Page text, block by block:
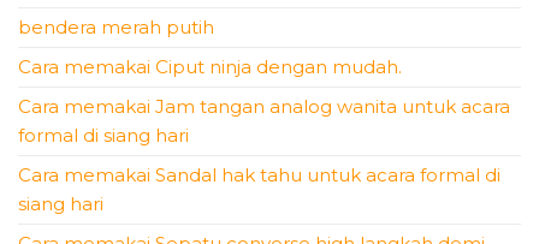
bendera merah putih
Cara memakai Ciput ninja dengan mudah.
Cara memakai Jam tangan analog wanita untuk acara
formal di siang hari
Cara memakai Sandal hak tahu untuk acara formal di
siang hari